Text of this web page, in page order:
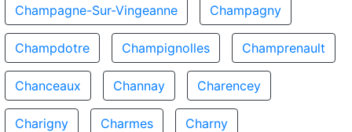
Champagne-Sur-Vingeanne Champagny
Champdotre Champignolles Champrenault
Chanceaux Channay Charencey
Charigny Charmes Charny